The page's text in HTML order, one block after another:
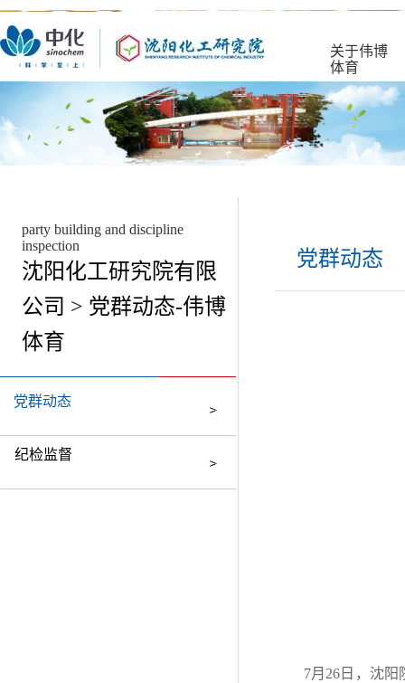
关于伟博
体育
party building and discipline
inspection
沈阳化工研究院有限
公司 > 党群动态-伟博
体育
党群动态
纪检监督
党群动态
7月26日，沈